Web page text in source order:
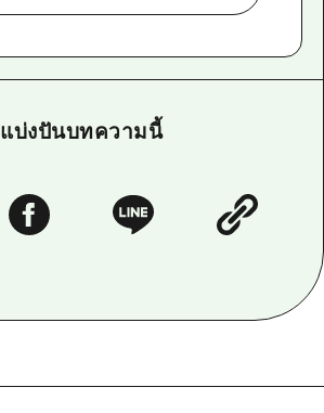
แบ่งปันบทความนี้